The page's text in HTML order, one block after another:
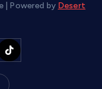
| Powered by Desert